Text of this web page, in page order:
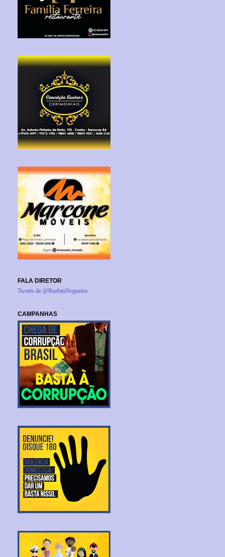
FALA DIRETOR
Tweets de @RuebmNogueira
CAMPANHAS